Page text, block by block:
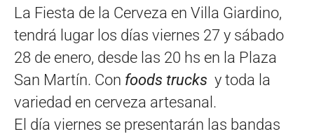
La Fiesta de la Cerveza en Villa Giardino,
tendrá lugar los días viernes 27 y sábado
28 de enero, desde las 20 hs en la Plaza
San Martín. Con foods trucks y toda la
variedad en cerveza artesanal.
El día viernes se presentarán las bandas